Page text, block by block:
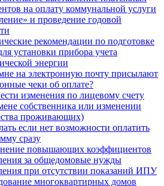
на оплату коммунальной услуги
и проведение годовой
рекомендации по подготовке
установки прибора учета
энергии
на электронную почту присылают
чеки об оплате?
изменения по лицевому счету
собственника или изменении
проживающих)
если нет возможности оплатить
сразу
повышающих коэффициентов
за общедомовые нужды
при отсутствии показаний ИПУ
многоквартирных домов